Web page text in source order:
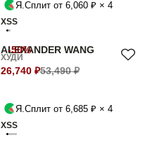
Я.Сплит от 6,060 ₽ × 4
XSS
-50%
ALEXANDER WANG
ХУДИ
26,740 ₽53,490 ₽
Я.Сплит от 6,685 ₽ × 4
XSS